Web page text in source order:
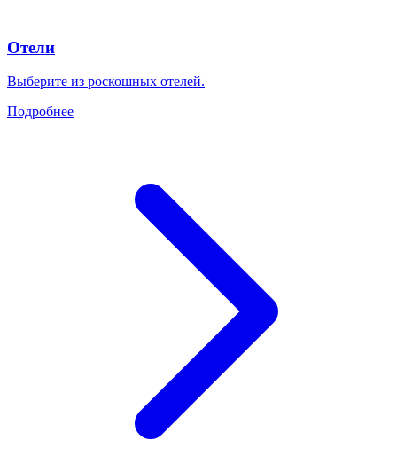
Отели
Выберите из роскошных отелей.
Подробнее